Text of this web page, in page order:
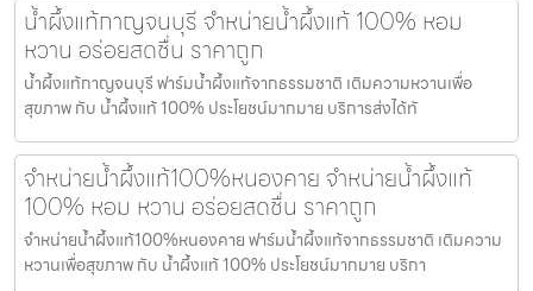
น้ำผึ้งแท้กาญจนบุรี จำหน่ายน้ำผึ้งแท้ 100% หอม
หวาน อร่อยสดชื่น ราคาถูก
น้ำผึ้งแท้กาญจนบุรี ฟาร์มน้ำผึ้งแท้จากธรรมชาติ เติมความหวานเพื่อ
สุขภาพ กับ น้ำผึ้งแท้ 100% ประโยชน์มากมาย บริการส่งได้ทั
จำหน่ายน้ำผึ้งแท้100%หนองคาย จำหน่ายน้ำผึ้งแท้
100% หอม หวาน อร่อยสดชื่น ราคาถูก
จำหน่ายน้ำผึ้งแท้100%หนองคาย ฟาร์มน้ำผึ้งแท้จากธรรมชาติ เติมความ
หวานเพื่อสุขภาพ กับ น้ำผึ้งแท้ 100% ประโยชน์มากมาย บริกา